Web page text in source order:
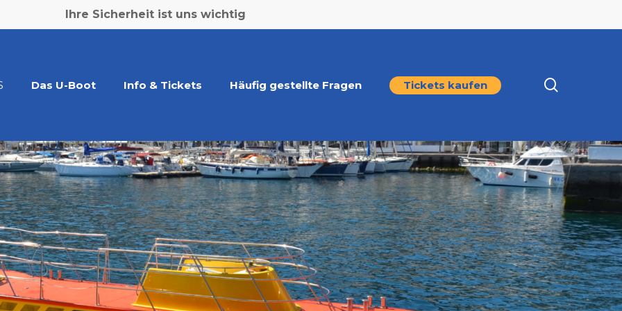
Ihre Sicherheit ist uns wichtig
Das U-Boot Info & Tickets Häufig gestellte Fragen Tickets kaufen